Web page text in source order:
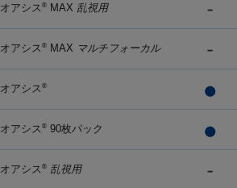
オアシス ® MAX 乱視用
オアシス ® MAX マルチフォーカル
オアシス ®
オアシス ® 90枚パック
オアシス ® 乱視用